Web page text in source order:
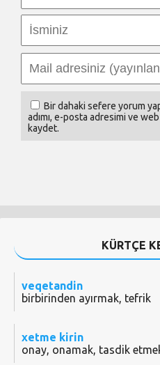
Bir dahaki sefere yorum
adımı, e-posta adresimi ve
kaydet.
KÜRTÇE
veqetandin
birbirinden ayırmak, tefrik
xetme kirin
onay, onamak, tasdik